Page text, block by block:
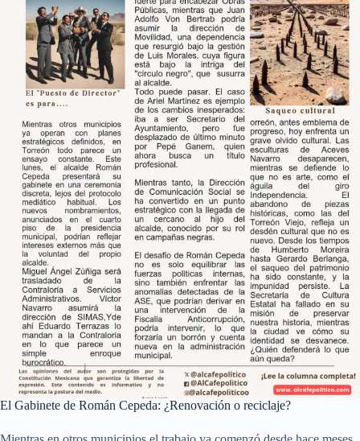
El Gabinete de Román Cepeda: ¿Renovación o reciclaje?